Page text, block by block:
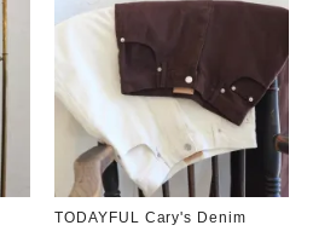
TODAYFUL Cary's Denim